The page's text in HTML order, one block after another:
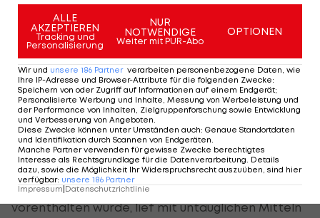
Positives zu sehen, das 0:2 fiel daher praktisch aus
dem Nichts. Nach Corner von Jacobo ließ
Hüttenbrenner mit einem platzierten Kopfball
dem Keeper keine Chance. Trdina, hätte er zum
freistehenden Zulj gepasst (83.), und Stankovic (92.)
hätten aber im Finish noch einen höheren Sieg
herausholen können.
Zwei Klubs an Stankovic interessiert
Der SV Grödig, dem im Finish ein Penalty
vorenthalten wurde, lief mit untauglichen Mitteln
ALLE
AKZEPTIEREN
Tracking und
Personalisierung
NUR
NOTWENDIGE
Weiter mit PUR-Abo
OPTIONEN
Wir und unsere 186 Partner verarbeiten personenbezogene Daten, wie
Ihre IP-Adresse und Browser-Attribute für die folgenden Zwecke:
Speichern von oder Zugriff auf Informationen auf einem Endgerät;
Personalisierte Werbung und Inhalte, Messung von Werbeleistung und
der Performance von Inhalten, Zielgruppenforschung sowie Entwicklung
und Verbesserung von Angeboten.
Diese Zwecke können unter Umständen auch: Genaue Standortdaten
und Identifikation durch Scannen von Endgeräten.
Manche Partner verwenden für gewisse Zwecke berechtigtes
Interesse als Rechtsgrundlage für die Datenverarbeitung. Details
dazu, sowie die Möglichkeit Ihr Widerspruchsrecht auszuüben, sind hier
verfügbar: unsere 186 Partner
Impressum Datenschutzrichtlinie